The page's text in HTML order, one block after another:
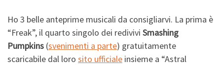
Ho 3 belle anteprime musicali da consigliarvi. La prima è
“Freak”, il quarto singolo dei redivivi Smashing
Pumpkins (svenimenti a parte) gratuitamente
scaricabile dal loro sito ufficiale insieme a “Astral